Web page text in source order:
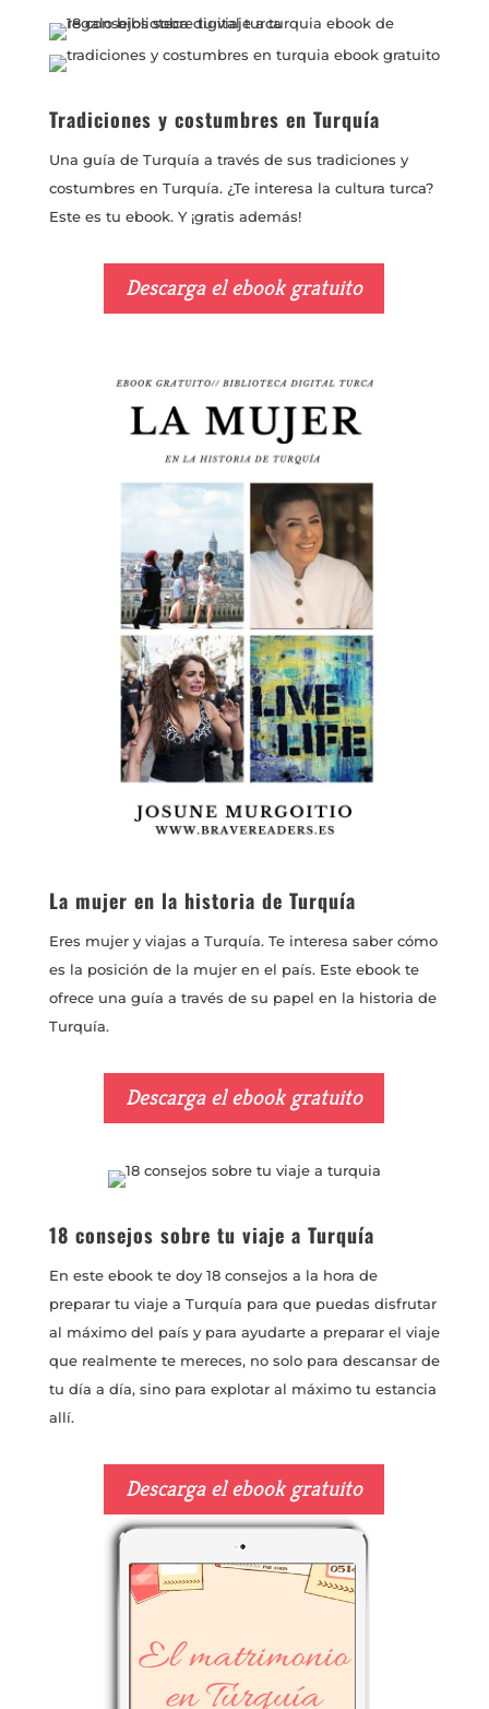
Tradiciones y costumbres en Turquía
Una guía de Turquía a través de sus tradiciones y
costumbres en Turquía. ¿Te interesa la cultura turca?
Este es tu ebook. Y ¡gratis además!
Descarga el ebook gratuito
La mujer en la historia de Turquía
Eres mujer y viajas a Turquía. Te interesa saber cómo
es la posición de la mujer en el país. Este ebook te
ofrece una guía a través de su papel en la historia de
Turquía.
Descarga el ebook gratuito
18 consejos sobre tu viaje a Turquía
En este ebook te doy 18 consejos a la hora de
preparar tu viaje a Turquía para que puedas disfrutar
al máximo del país y para ayudarte a preparar el viaje
que realmente te mereces, no solo para descansar de
tu día a día, sino para explotar al máximo tu estancia
allí.
Descarga el ebook gratuito